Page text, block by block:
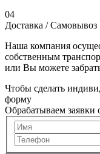
04
Доставка / Самовывоз
Наша компания
собственным
или Вы можете
Чтобы сделать
форму
Обрабатываем заявки